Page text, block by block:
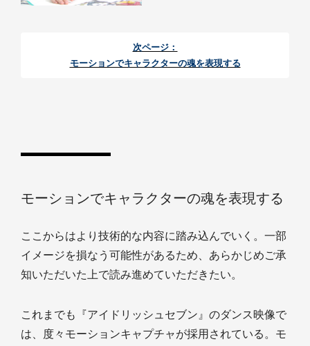
次ページ：
モーションでキャラクターの魂を表現する
モーションでキャラクターの魂を表現する
ここからはより技術的な内容に踏み込んでいく。一部
イメージを損なう可能性があるため、あらかじめご承
知いただいた上で読み進めていただきたい。
これまでも『アイドリッシュセブン』のダンス映像で
は、度々モーションキャプチャが採用されている。モ